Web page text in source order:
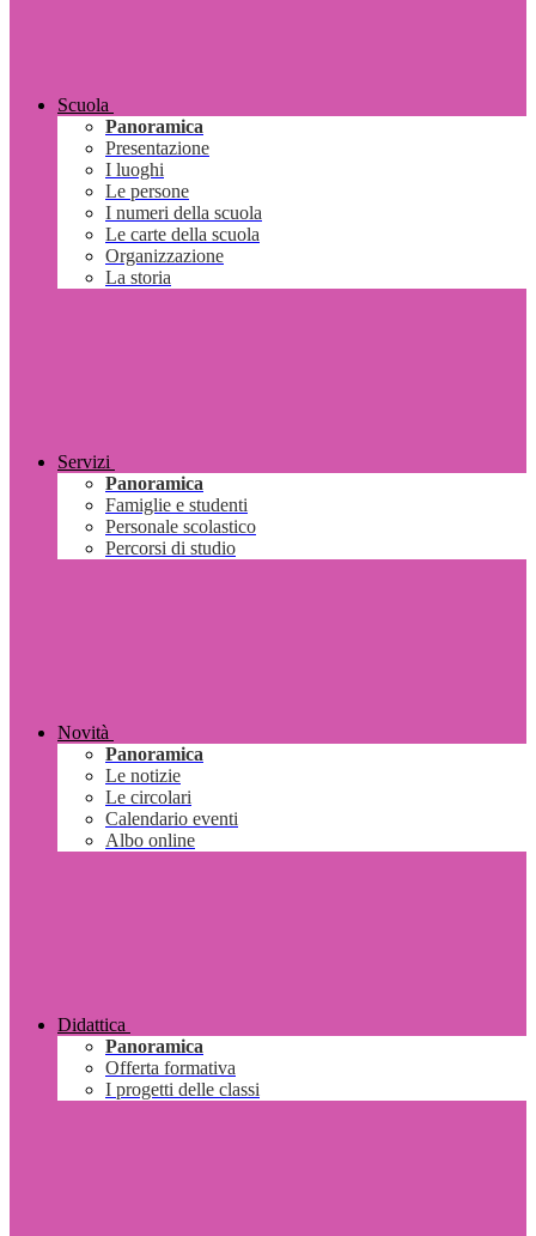
Scuola
Panoramica
Presentazione
I luoghi
Le persone
I numeri della scuola
Le carte della scuola
Organizzazione
La storia
Servizi
Panoramica
Famiglie e studenti
Personale scolastico
Percorsi di studio
Novità
Panoramica
Le notizie
Le circolari
Calendario eventi
Albo online
Didattica
Panoramica
Offerta formativa
I progetti delle classi